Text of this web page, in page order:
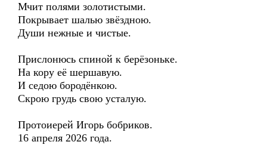
Мчит полями золотистыми.
Покрывает шалью звёздною.
Души нежные и чистые.
Прислонюсь спиной к берёзоньке.
На кору её шершавую.
И седою бородёнкою.
Скрою грудь свою усталую.
Протоиерей Игорь бобриков.
16 апреля 2026 года.